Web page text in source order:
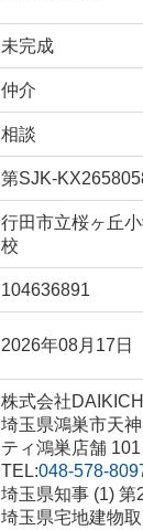
未完成
仲介
相談
第SJK-
行田市立桜ヶ丘
校
104636891
2026年08月17日
株式会社
埼玉県鴻巣市天
ティ鴻巣店舗 101
TEL:048-578-
埼玉県知事 (1) 第
埼玉県宅地建物